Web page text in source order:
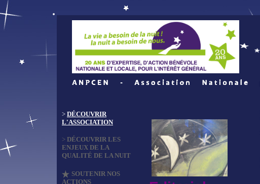
> DÉCOUVRIR
L'ASSOCIATION
> DÉCOUVRIR LES
ENJEUX DE LA
QUALITÉ DE LA NUIT
SOUTENIR NOS
ACTIONS